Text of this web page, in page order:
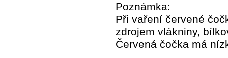
Poznámka:
Při vaření červené
zdrojem vlákniny,
Červená čočka má